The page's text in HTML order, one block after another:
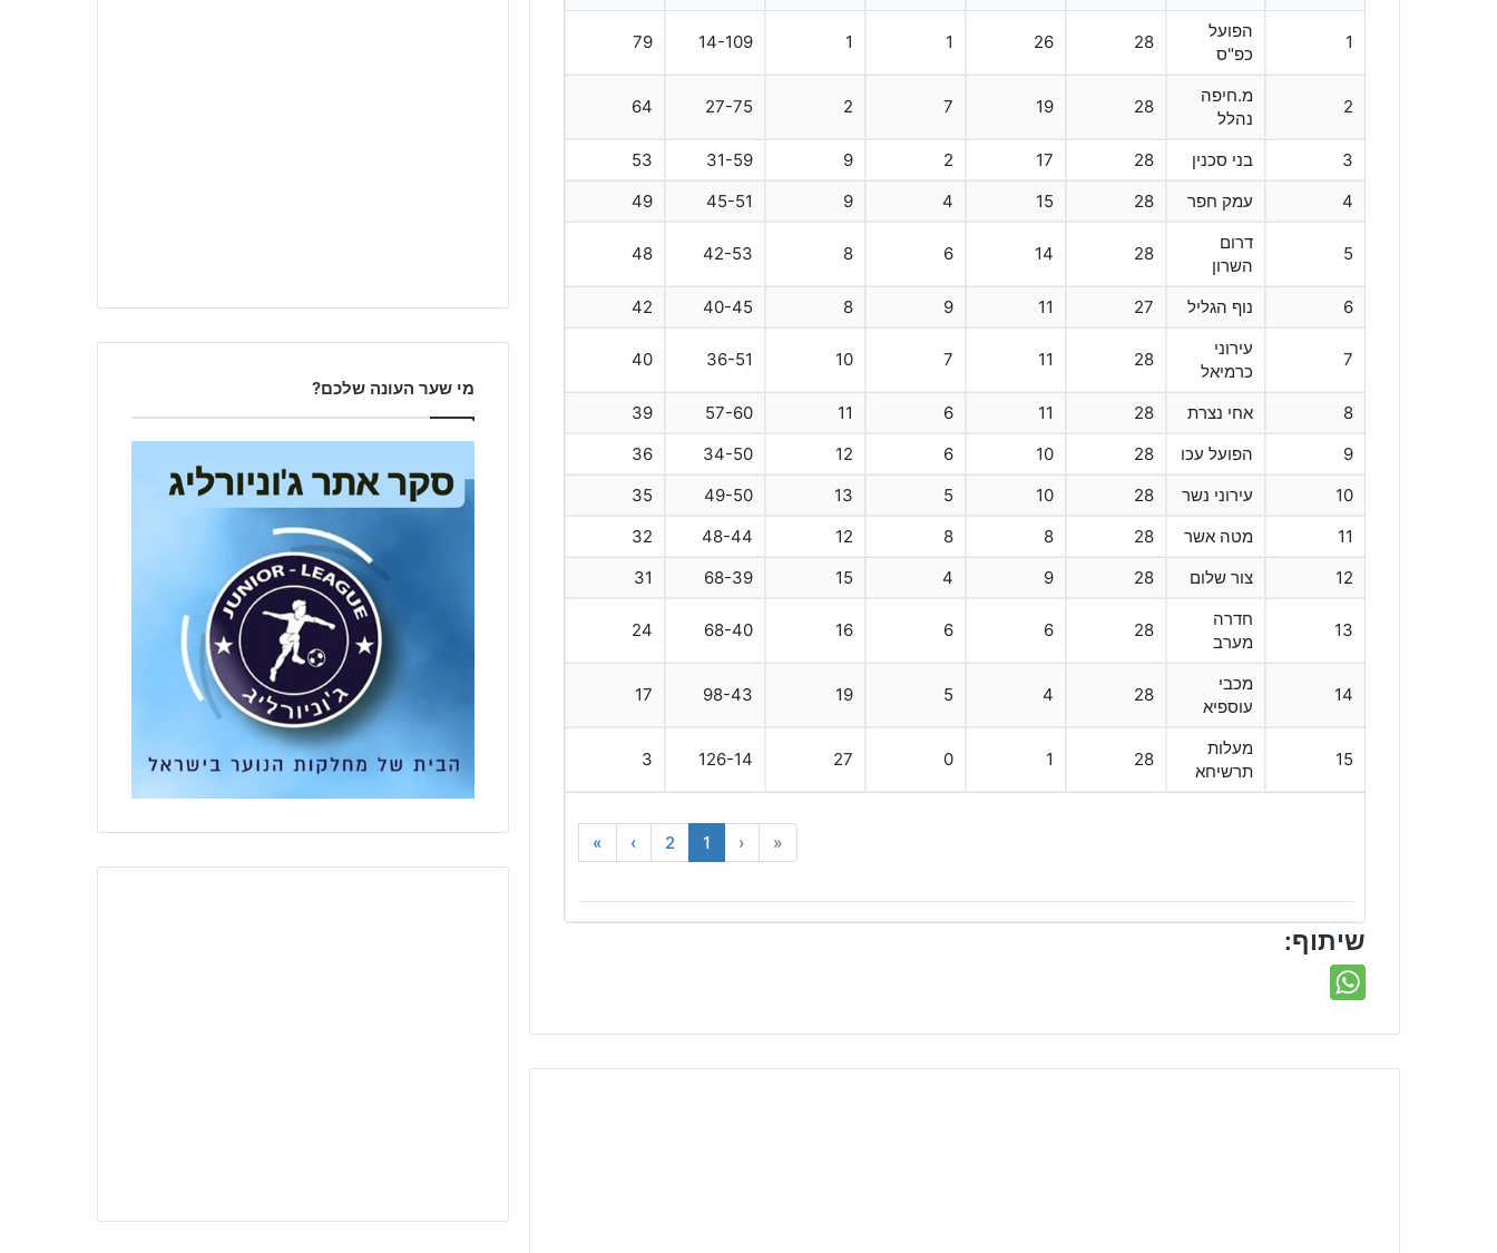
1
הפועל
כפ"ס
28
26
1
1
14-109
79
2
מ.חיפה
נהלל
28
19
7
2
27-75
64
3 בני סכנין 28
17
2
9
31-59
53
4
עמק חפר 28
15
4
9
45-51
49
5
דרום
השרון
28
14
6
8
42-53
48
6 נוף הגליל 27
11
9
8
40-45
42
7
עירוני
כרמיאל
28
11
7
10
36-51
40
8 אחי נצרת 28
11
6
11
57-60
39
9
הפועל עכו 28
10
6
12
34-50
36
10
עירוני נשר 28
10
5
13
49-50
35
11
מטה אשר 28
8
8
12
48-44
32
12
צור שלום 28
9
4
15
68-39
31
13
חדרה
מערב
28
6
6
16
68-40
24
14
מכבי
עוספיא
28
4
5
19
98-43
17
15
מעלות
תרשיחא
28
1
0
27
126-14
3
«
‹
1
2
›
»
שיתוף:
מי שער העונה שלכם?